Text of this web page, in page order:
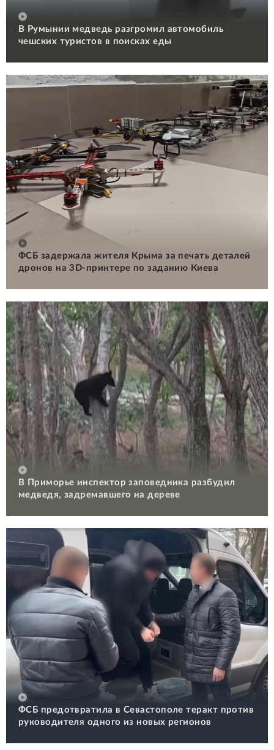
В Румынии медведь разгромил автомобиль
чешских туристов в поисках еды
ФСБ задержала жителя Крыма за печать деталей
дронов на 3D-принтере по заданию Киева
В Приморье инспектор заповедника разбудил
медведя, задремавшего на дереве
ФСБ предотвратила в Севастополе теракт против
руководителя одного из новых регионов